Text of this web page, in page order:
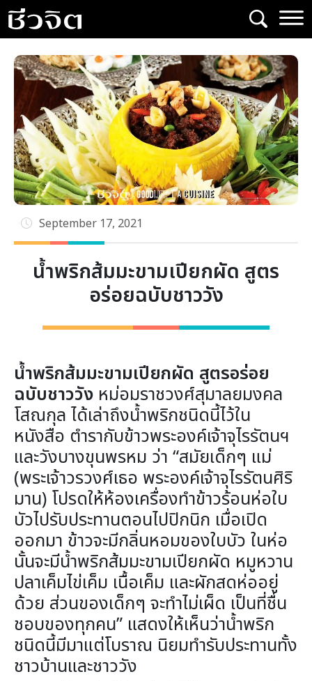
Skip
to
content
September 17, 2021
น้ำพริกส้มมะขามเปียกผัด สูตร
อร่อยฉบับชาววัง
น้ำพริกส้มมะขามเปียกผัด สูตรอร่อย
ฉบับชาววัง หม่อมราชวงศ์สุมาลยมงคล
โสณกุล ได้เล่าถึงน้ำพริกชนิดนี้ไว้ใน
หนังสือ ตำรากับข้าวพระองค์เจ้าจุไรรัตนฯ
และวังบางขุนพรหม ว่า “สมัยเด็กๆ แม่
(พระเจ้าวรวงศ์เธอ พระองค์เจ้าจุไรรัตนศิริ
มาน) โปรดให้ห้องเครื่องทำข้าวร้อนห่อใบ
บัวไปรับประทานตอนไปปิกนิก เมื่อเปิด
ออกมา ข้าวจะมีกลิ่นหอมของใบบัว ในห่อ
นั้นจะมีน้ำพริกส้มมะขามเปียกผัด หมูหวาน
ปลาเค็มไข่เค็ม เนื้อเค็ม และผักสดห่ออยู่
ด้วย ส่วนของเด็กๆ จะทำไม่เผ็ด เป็นที่ชื่น
ชอบของทุกคน” แสดงให้เห็นว่าน้ำพริก
ชนิดนี้มีมาแต่โบราณ นิยมทำรับประทานทั้ง
ชาวบ้านและชาววัง